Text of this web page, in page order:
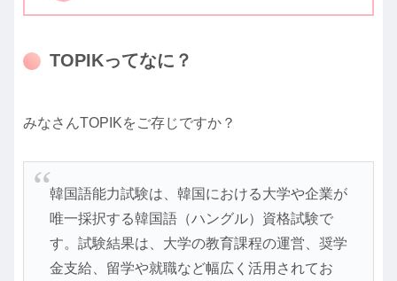
TOPIKってなに？
みなさんTOPIKをご存じですか？
韓国語能力試験は、韓国における大学や企業が
唯一採択する韓国語（ハングル）資格試験で
す。試験結果は、大学の教育課程の運営、奨学
金支給、留学や就職など幅広く活用されてお